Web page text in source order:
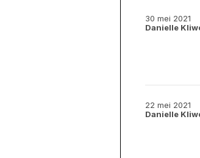
30 mei 2021
Danielle
22 mei 2021
Danielle